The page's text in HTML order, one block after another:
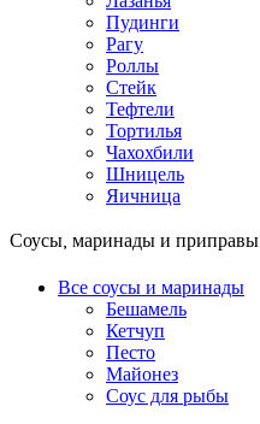
Пудинги
Рагу
Роллы
Стейк
Тефтели
Тортилья
Чахохбили
Шницель
Яичница
Соусы, маринады и приправы
Все соусы и маринады
Бешамель
Кетчуп
Песто
Майонез
Соус для рыбы